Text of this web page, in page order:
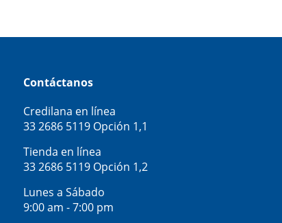
Contáctanos
Credilana en línea
33 2686 5119 Opción 1,1
Tienda en línea
33 2686 5119 Opción 1,2
Lunes a Sábado
9:00 am - 7:00 pm